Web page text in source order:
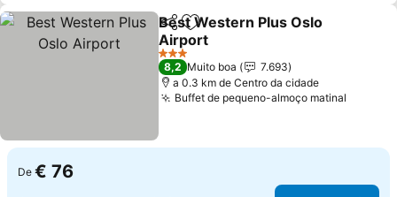
PartilharAdicionar aos favoritos
Best Western Plus Oslo
Airport
3 Estrelas
8,2 Muito boa
7.693
a 0.3 km de Centro da cidade
Buffet de pequeno-almoço matinal
De € 76